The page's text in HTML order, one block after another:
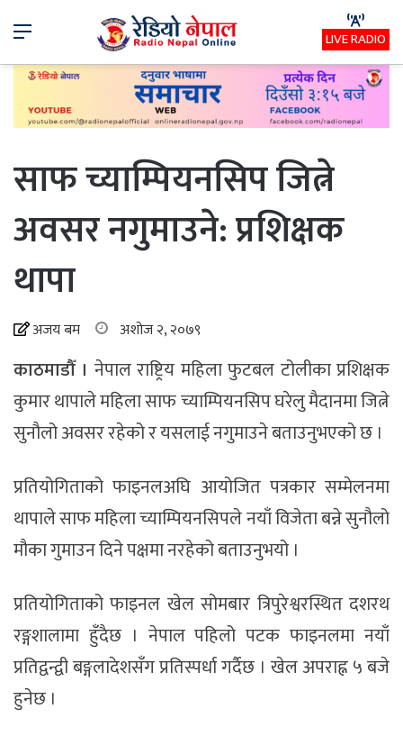
Menu LIVE RADIO
साफ च्याम्पियनसिप जित्ने
अवसर नगुमाउने: प्रशिक्षक
थापा
अजय बम अशोज २, २०७९
काठमाडौँ । नेपाल राष्ट्रिय महिला फुटबल टोलीका प्रशिक्षक
कुमार थापाले महिला साफ च्याम्पियनसिप घरेलु मैदानमा जित्ने
सुनौलो अवसर रहेको र यसलाई नगुमाउने बताउनुभएको छ ।
प्रतियोगिताको फाइनलअघि आयोजित पत्रकार सम्मेलनमा
थापाले साफ महिला च्याम्पियनसिपले नयाँ विजेता बन्ने सुनौलो
मौका गुमाउन दिने पक्षमा नरहेको बताउनुभयो ।
प्रतियोगिताको फाइनल खेल सोमबार त्रिपुरेश्वरस्थित दशरथ
रङ्गशालामा हुँदैछ । नेपाल पहिलो पटक फाइनलमा नयाँ
प्रतिद्वन्द्वी बङ्गलादेशसँग प्रतिस्पर्धा गर्दैछ । खेल अपराह्न ५ बजे
हुनेछ ।